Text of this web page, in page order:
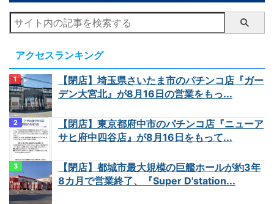
アクセスランキング
【閉店】埼玉県さいたま市のパチンコ店『ガー
デン大宮北』が8月16日の営業をもっ...
【閉店】東京都府中市のパチンコ店『ニューア
サヒ府中四谷店』が8月16日をもって...
【閉店】都城市最大規模の巨艦ホールが約3年
8カ月で営業終了、『Super D'station...